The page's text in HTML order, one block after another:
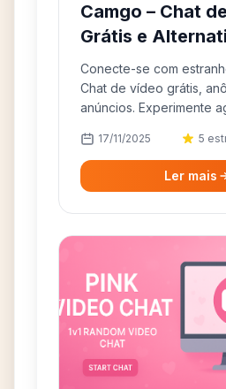
Camgo – Chat
Grátis e
ao Omegle
Conecte-se com
Chat de vídeo grátis,
anúncios. Experimente
17/11/2025 5
Ler mais